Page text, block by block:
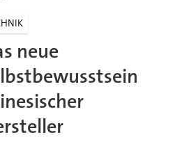
neue